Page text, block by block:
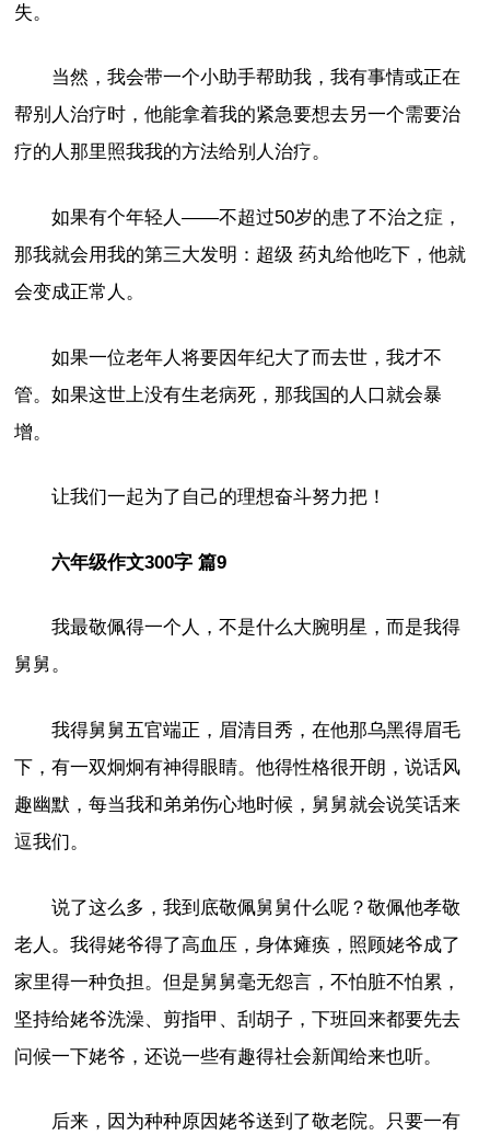
失。
当然，我会带一个小助手帮助我，我有事情或正在
帮别人治疗时，他能拿着我的紧急要想去另一个需要治
疗的人那里照我我的方法给别人治疗。
如果有个年轻人——不超过50岁的患了不治之症，
那我就会用我的第三大发明：超级 药丸给他吃下，他就
会变成正常人。
如果一位老年人将要因年纪大了而去世，我才不
管。如果这世上没有生老病死，那我国的人口就会暴
增。
让我们一起为了自己的理想奋斗努力把！
六年级作文300字 篇9
我最敬佩得一个人，不是什么大腕明星，而是我得
舅舅。
我得舅舅五官端正，眉清目秀，在他那乌黑得眉毛
下，有一双炯炯有神得眼睛。他得性格很开朗，说话风
趣幽默，每当我和弟弟伤心地时候，舅舅就会说笑话来
逗我们。
说了这么多，我到底敬佩舅舅什么呢？敬佩他孝敬
老人。我得姥爷得了高血压，身体瘫痪，照顾姥爷成了
家里得一种负担。但是舅舅毫无怨言，不怕脏不怕累，
坚持给姥爷洗澡、剪指甲、刮胡子，下班回来都要先去
问候一下姥爷，还说一些有趣得社会新闻给来也听。
后来，因为种种原因姥爷送到了敬老院。只要一有